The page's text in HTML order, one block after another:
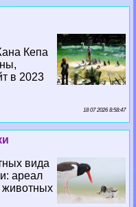
Кепа
в 2023
18 07 2026 8:58:47
вида
ареал